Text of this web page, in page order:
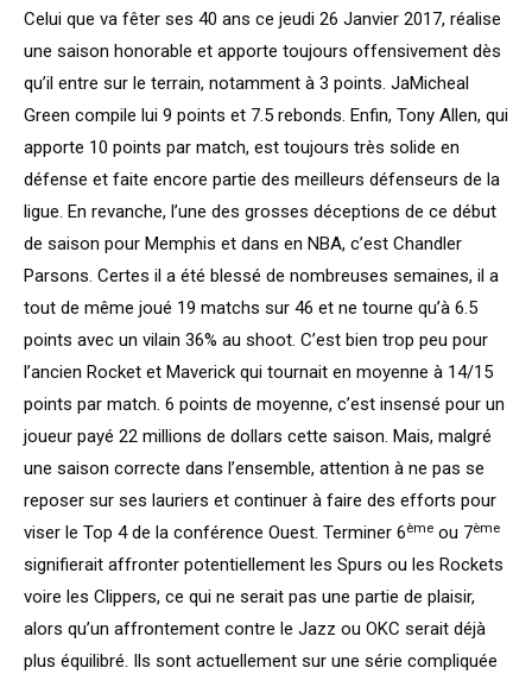
Celui que va fêter ses 40 ans ce jeudi 26 Janvier 2017, réalise
une saison honorable et apporte toujours offensivement dès
qu’il entre sur le terrain, notamment à 3 points. JaMicheal
Green compile lui 9 points et 7.5 rebonds. Enfin, Tony Allen, qui
apporte 10 points par match, est toujours très solide en
défense et faite encore partie des meilleurs défenseurs de la
ligue. En revanche, l’une des grosses déceptions de ce début
de saison pour Memphis et dans en NBA, c’est Chandler
Parsons. Certes il a été blessé de nombreuses semaines, il a
tout de même joué 19 matchs sur 46 et ne tourne qu’à 6.5
points avec un vilain 36% au shoot. C’est bien trop peu pour
l’ancien Rocket et Maverick qui tournait en moyenne à 14/15
points par match. 6 points de moyenne, c’est insensé pour un
joueur payé 22 millions de dollars cette saison. Mais, malgré
une saison correcte dans l’ensemble, attention à ne pas se
reposer sur ses lauriers et continuer à faire des efforts pour
viser le Top 4 de la conférence Ouest. Terminer 6ème ou 7ème
signifierait affronter potentiellement les Spurs ou les Rockets
voire les Clippers, ce qui ne serait pas une partie de plaisir,
alors qu’un affrontement contre le Jazz ou OKC serait déjà
plus équilibré. Ils sont actuellement sur une série compliquée